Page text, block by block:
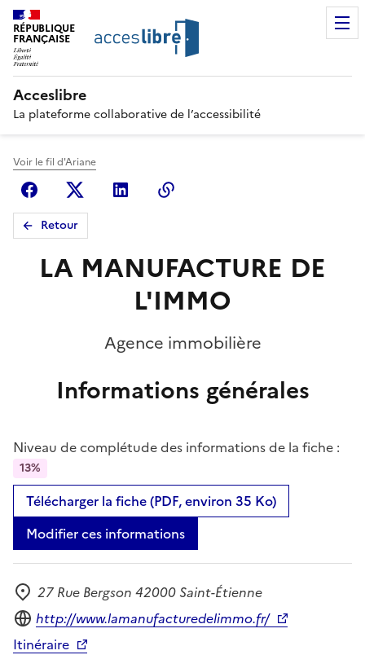
RÉPUBLIQUE
FRANÇAISE
Acceslibre
La plateforme collaborative de l’accessibilité
Voir le fil d'Ariane
FacebookX (anciennement Twitter)
Linkedin
Retour
LA MANUFACTURE DE
L'IMMO
Agence immobilière
Informations générales
Niveau de complétude des informations de la fiche :
13%
Télécharger la fiche (PDF, environ 35 Ko)
Modifier ces informations
Adresse
27 Rue Bergson 42000 Saint-Étienne
Site internet
http://www.lamanufacturedelimmo.fr/
Itinéraire